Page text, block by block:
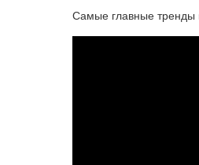
Самые главные тренды